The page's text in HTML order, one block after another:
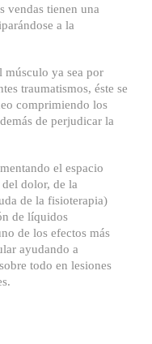
vendas tienen una
a la
músculo ya sea por
traumatismos, éste se
comprimiendo los
de perjudicar la
el espacio
dolor, de la
de la fisioterapia)
de líquidos
de los efectos más
ayudando a
todo en lesiones